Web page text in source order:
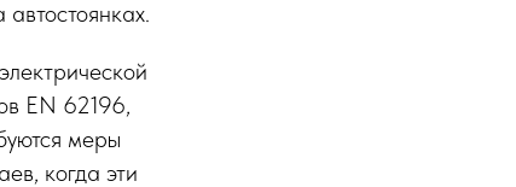
EN 62196,
меры
когда эти